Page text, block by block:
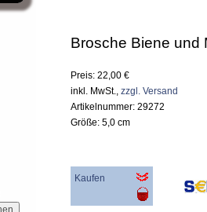
Brosche Biene und
Preis: 22,00 €
inkl. MwSt., zzgl. Versand
Artikelnummer: 29272
Größe: 5,0 cm
Kaufen